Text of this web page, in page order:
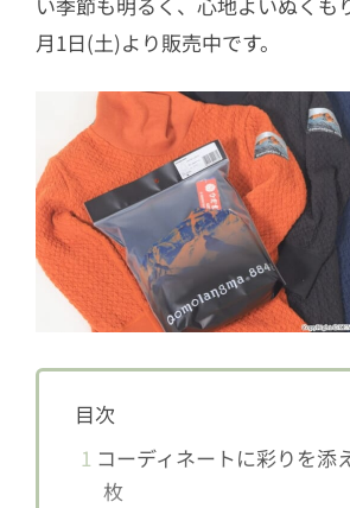
月1日(土)より販売中です。
目次
1 コーディネートに彩りを添
枚